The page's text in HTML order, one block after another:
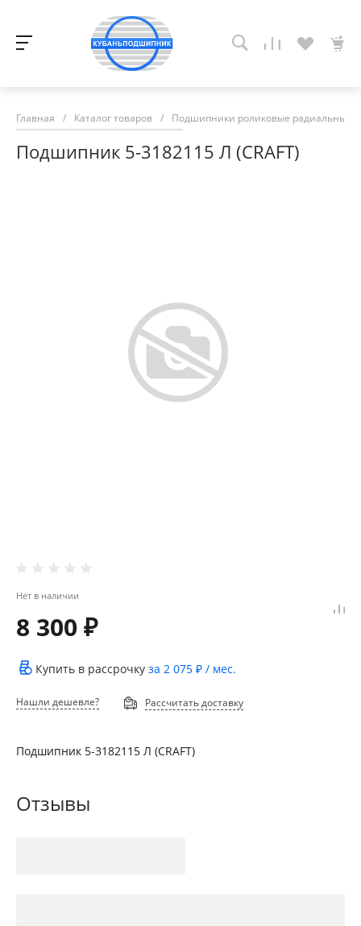
Главная / Каталог товаров / Подшипники роликовые радиальные
Подшипник 5-3182115 Л (CRAFT)
Нет в наличии
8 300 ₽
Купить в рассрочку за 2 075 ₽ / мес.
Нашли дешевле? Рассчитать доставку
Подшипник 5-3182115 Л (CRAFT)
Отзывы